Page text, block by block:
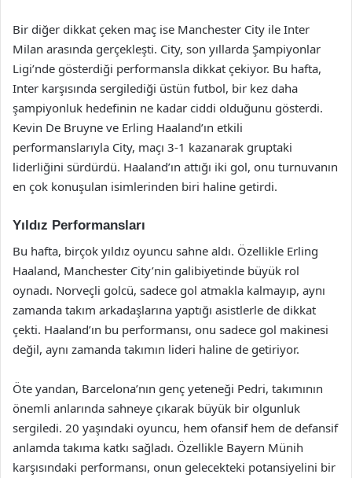
Bir diğer dikkat çeken maç ise Manchester City ile Inter
Milan arasında gerçekleşti. City, son yıllarda Şampiyonlar
Ligi’nde gösterdiği performansla dikkat çekiyor. Bu hafta,
Inter karşısında sergilediği üstün futbol, bir kez daha
şampiyonluk hedefinin ne kadar ciddi olduğunu gösterdi.
Kevin De Bruyne ve Erling Haaland’ın etkili
performanslarıyla City, maçı 3-1 kazanarak gruptaki
liderliğini sürdürdü. Haaland’ın attığı iki gol, onu turnuvanın
en çok konuşulan isimlerinden biri haline getirdi.
Yıldız Performansları
Bu hafta, birçok yıldız oyuncu sahne aldı. Özellikle Erling
Haaland, Manchester City’nin galibiyetinde büyük rol
oynadı. Norveçli golcü, sadece gol atmakla kalmayıp, aynı
zamanda takım arkadaşlarına yaptığı asistlerle de dikkat
çekti. Haaland’ın bu performansı, onu sadece gol makinesi
değil, aynı zamanda takımın lideri haline de getiriyor.
Öte yandan, Barcelona’nın genç yeteneği Pedri, takımının
önemli anlarında sahneye çıkarak büyük bir olgunluk
sergiledi. 20 yaşındaki oyuncu, hem ofansif hem de defansif
anlamda takıma katkı sağladı. Özellikle Bayern Münih
karşısındaki performansı, onun gelecekteki potansiyelini bir